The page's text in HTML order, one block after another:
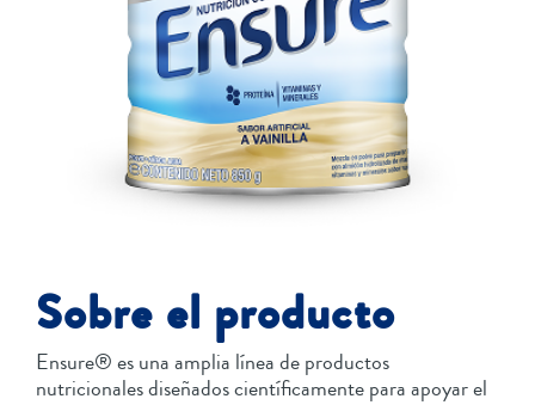
Sobre el producto
Ensure® es una amplia línea de productos
nutricionales diseñados científicamente para apoyar el